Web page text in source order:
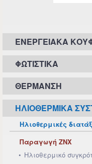
ΕΝΕΡΓΕΙΑΚΆ
ΦΩΤΙΣΤΙΚΆ
ΘΈΡΜΑΝΣΗ
ΗΛΙΟΘΕΡΜΙΚΆ
Ηλιοθερμικές
Παραγωγή ΖΝΧ
Ηλιοθερμικό